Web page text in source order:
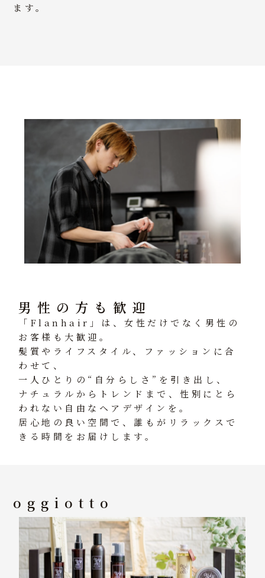
ます。
男性の方も歓迎
「Flanhair」は、女性だけでなく男性の
お客様も大歓迎。
髪質やライフスタイル、ファッションに合
わせて、
一人ひとりの“自分らしさ”を引き出し、
ナチュラルからトレンドまで、性別にとら
われない自由なヘアデザインを。
居心地の良い空間で、誰もがリラックスで
きる時間をお届けします。
oggiotto